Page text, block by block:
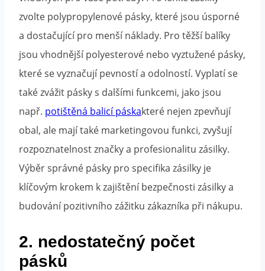
zvolte polypropylenové pásky, které jsou úsporné
a dostačující pro menší náklady. Pro těžší balíky
jsou vhodnější polyesterové nebo vyztužené pásky,
které se vyznačují pevností a odolností. Vyplatí se
také zvážit pásky s dalšími funkcemi, jako jsou
např. potištěná balicí páskakteré nejen zpevňují
obal, ale mají také marketingovou funkci, zvyšují
rozpoznatelnost značky a profesionalitu zásilky.
Výběr správné pásky pro specifika zásilky je
klíčovým krokem k zajištění bezpečnosti zásilky a
budování pozitivního zážitku zákazníka při nákupu.
2. nedostatečný počet
pásků